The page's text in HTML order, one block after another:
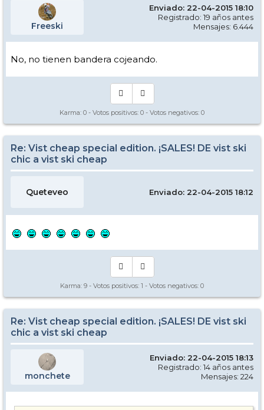
Freeski
Enviado: 22-04-2015 18:10
Registrado: 19 años antes
Mensajes: 6.444
No, no tienen bandera cojeando.
Karma: 0 - Votos positivos: 0 - Votos negativos: 0
Re: Vist cheap special edition. ¡SALES! DE vist ski
chic a vist ski cheap
Queteveo Enviado: 22-04-2015 18:12
Karma: 9 - Votos positivos: 1 - Votos negativos: 0
Re: Vist cheap special edition. ¡SALES! DE vist ski
chic a vist ski cheap
monchete
Enviado: 22-04-2015 18:13
Registrado: 14 años antes
Mensajes: 224